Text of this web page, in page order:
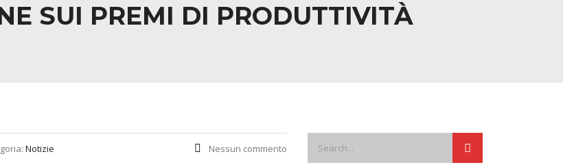
SUI PREMI DI PRODUTTIVITÀ
Notizie Nessun commento